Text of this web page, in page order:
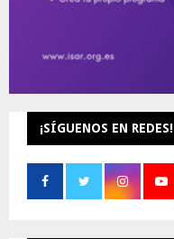
¡SÍGUENOS EN REDES!